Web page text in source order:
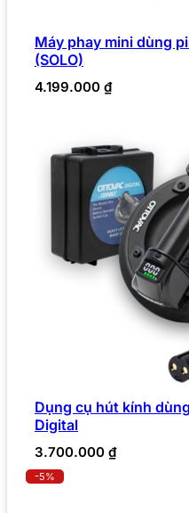
Máy phay mini dùng
(SOLO)
4.199.000 ₫
Dụng cụ hút kính
Digital
3.700.000 ₫
-5%